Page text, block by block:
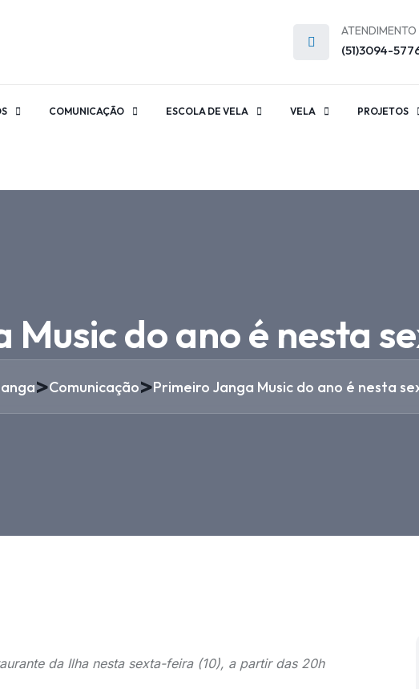
ATENDIMENTO
(51)3094-
COMUNICAÇÃO ESCOLA DE VELA VELA PROJETOS
do ano é nesta
>Comunicação>Primeiro Janga Music do ano é nesta
da Ilha nesta sexta-feira (10), a partir das 20h